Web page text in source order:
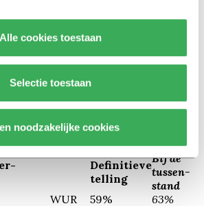
Alle cookies toestaan
Selectie toestaan
noodzakelijke cookies
voor een check op de
Tilburg is hierin overigens niet
‘zijn er zelfs meerdere
Groningse studenten lijken te
Definitieve
telling
Bij de
tussen-
stand
WUR 59%
63%